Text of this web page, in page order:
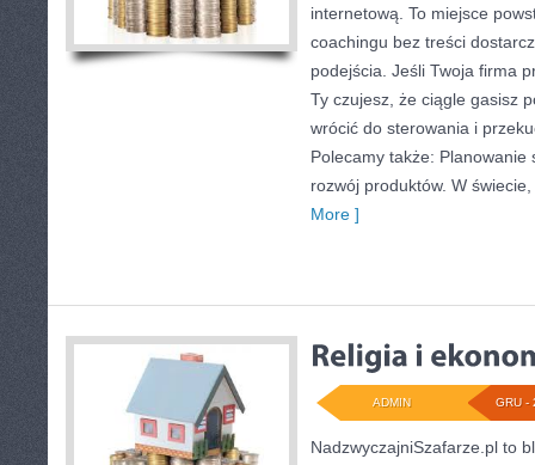
internetową. To miejsce
coachingu bez treści
podejścia. Jeśli Twoja firma
Ty czujesz, że ciągle gasisz
wrócić do sterowania i
Polecamy także:
rozwój produktów. W
More ]
GRU -
ADMIN
NadzwyczajniSzafarze.pl to